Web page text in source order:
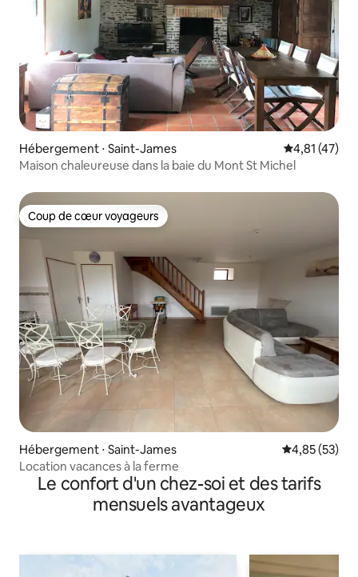
Hébergement ⋅ Saint-James Évaluation
4,81 (47)
Maison chaleureuse dans la baie du Mont St Michel
Coup de cœur voyageurs
Coup de cœur voyageurs
Hébergement ⋅ Saint-James Évaluation
4,85 (53)
Location vacances à la ferme
Le confort d'un chez-soi et des tarifs
mensuels avantageux